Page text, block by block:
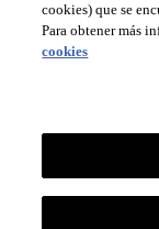
cookies) que se
Para obtener más
cookies